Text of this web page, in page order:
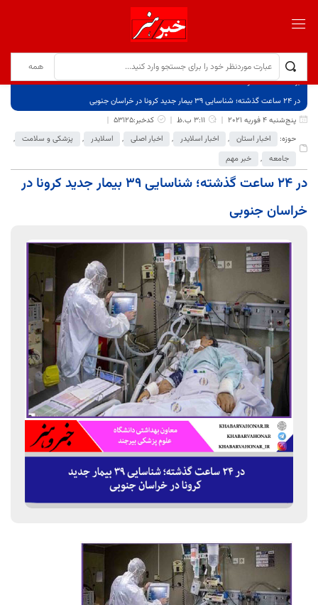
برگ نخست
نوشته‌ها
در 24 ساعت گذشته؛ شناسایی 39 بیمار جدید کرونا در خراسان جنوبی
پنج‌شنبه 4 فوریه 2021
3:11 ب.ظ
کدخبر:53125
حوزه:
اخبار استان , اخبار اسلایدر , اخبار اصلی , اسلایدر , پزشکی و سلامت ,
جامعه , خبر مهم
در 24 ساعت گذشته؛ شناسایی 39 بیمار جدید کرونا در
خراسان جنوبی